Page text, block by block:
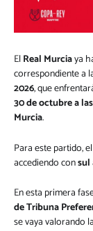
ElReal Murciaya
correspondiente a
2026, que
30 de octubre a
Murcia.
Para este partido,
accediendo consul
En esta primera
de Tribuna
se vaya valorando